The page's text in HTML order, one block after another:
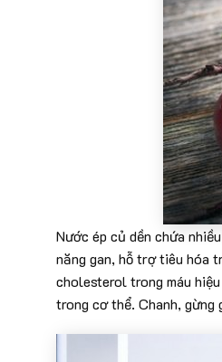
Nước ép củ dền chứa
năng gan, hỗ trợ tiêu hóa
cholesterol trong máu
trong cơ thể. Chanh, gừng